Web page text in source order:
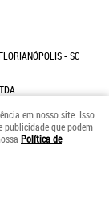
- SC
em nosso site. Isso
publicidade que podem
Política de